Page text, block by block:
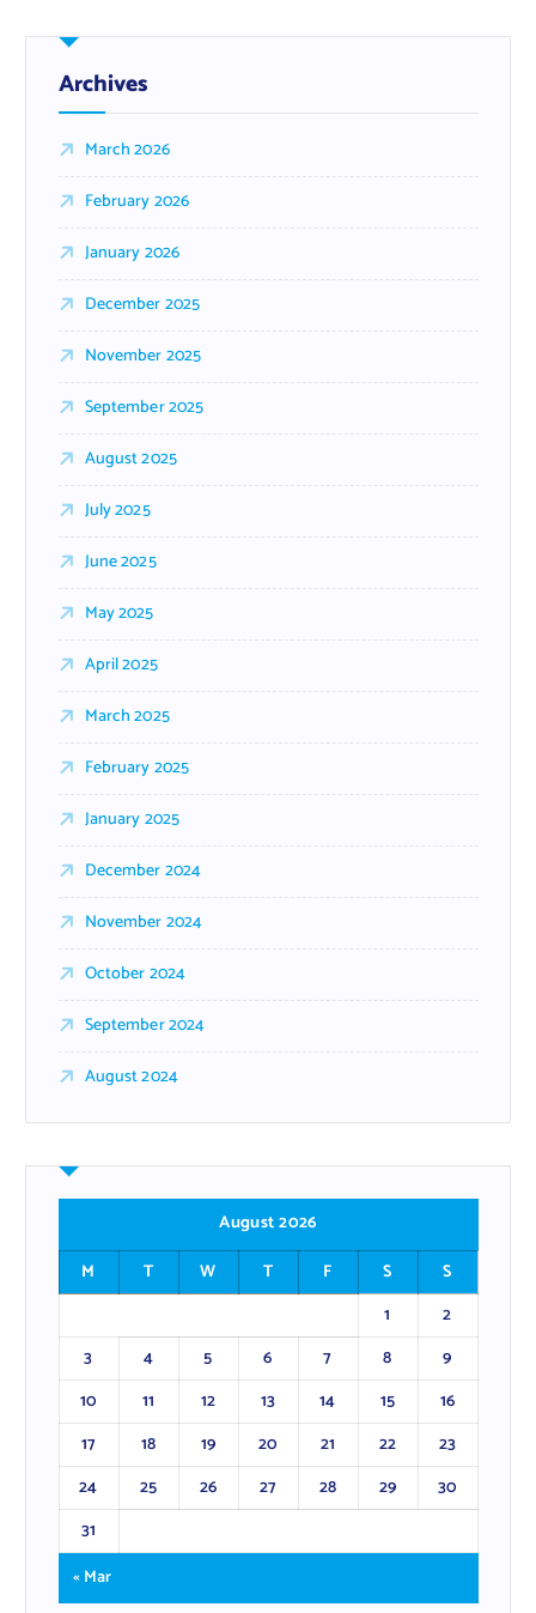
Archives
March 2026
February 2026
January 2026
December 2025
November 2025
September 2025
August 2025
July 2025
June 2025
May 2025
April 2025
March 2025
February 2025
January 2025
December 2024
November 2024
October 2024
September 2024
August 2024
August 2026
M
T W T F S
S
1
2
3
4 5 6 7 8
9
10
11 12 13 14 15
16
17
18 19 20 21 22
23
24
25 26 27 28 29
30
31
« Mar